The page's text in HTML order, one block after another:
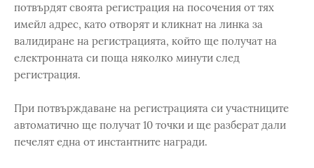
потвърдят своята регистрация на посочения от тях
имейл адрес, като отворят и кликнат на линка за
валидиране на регистрацията, който ще получат на
електронната си поща няколко минути след
регистрация.
При потвърждаване на регистрацията си участниците
автоматично ще получат 10 точки и ще разберат дали
печелят една от инстантните награди.